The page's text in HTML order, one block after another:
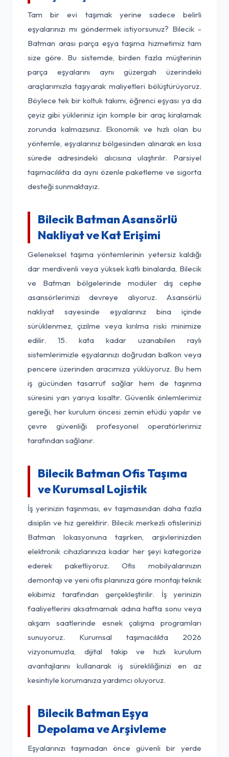
Tam bir evi taşımak yerine sadece belirli
eşyalarınızı mı göndermek istiyorsunuz? Bilecik -
Batman arası parça eşya taşıma hizmetimiz tam
size göre. Bu sistemde, birden fazla müşterinin
parça eşyalarını aynı güzergah üzerindeki
araçlarımızla taşıyarak maliyetleri bölüştürüyoruz.
Böylece tek bir koltuk takımı, öğrenci eşyası ya da
çeyiz gibi yükleriniz için komple bir araç kiralamak
zorunda kalmazsınız. Ekonomik ve hızlı olan bu
yöntemle, eşyalarınız bölgesinden alınarak en kısa
sürede adresindeki alıcısına ulaştırılır. Parsiyel
taşımacılıkta da aynı özenle paketleme ve sigorta
desteği sunmaktayız.
Bilecik Batman Asansörlü
Nakliyat ve Kat Erişimi
Geleneksel taşıma yöntemlerinin yetersiz kaldığı
dar merdivenli veya yüksek katlı binalarda, Bilecik
ve Batman bölgelerinde modüler dış cephe
asansörlerimizi devreye alıyoruz. Asansörlü
nakliyat sayesinde eşyalarınız bina içinde
sürüklenmez, çizilme veya kırılma riski minimize
edilir. 15. kata kadar uzanabilen raylı
sistemlerimizle eşyalarınızı doğrudan balkon veya
pencere üzerinden aracımıza yüklüyoruz. Bu hem
iş gücünden tasarruf sağlar hem de taşınma
süresini yarı yarıya kısaltır. Güvenlik önlemlerimiz
gereği, her kurulum öncesi zemin etüdü yapılır ve
çevre güvenliği profesyonel operatörlerimiz
tarafından sağlanır.
Bilecik Batman Ofis Taşıma
ve Kurumsal Lojistik
İş yerinizin taşınması, ev taşımasından daha fazla
disiplin ve hız gerektirir. Bilecik merkezli ofislerinizi
Batman lokasyonuna taşırken, arşivlerinizden
elektronik cihazlarınıza kadar her şeyi kategorize
ederek paketliyoruz. Ofis mobilyalarınızın
demontajı ve yeni ofis planınıza göre montajı teknik
ekibimiz tarafından gerçekleştirilir. İş yerinizin
faaliyetlerini aksatmamak adına hafta sonu veya
akşam saatlerinde esnek çalışma programları
sunuyoruz. Kurumsal taşımacılıkta 2026
vizyonumuzla, dijital takip ve hızlı kurulum
avantajlarını kullanarak iş sürekliliğinizi en az
kesintiyle korumanıza yardımcı oluyoruz.
Bilecik Batman Eşya
Depolama ve Arşivleme
Eşyalarınızı taşımadan önce güvenli bir yerde